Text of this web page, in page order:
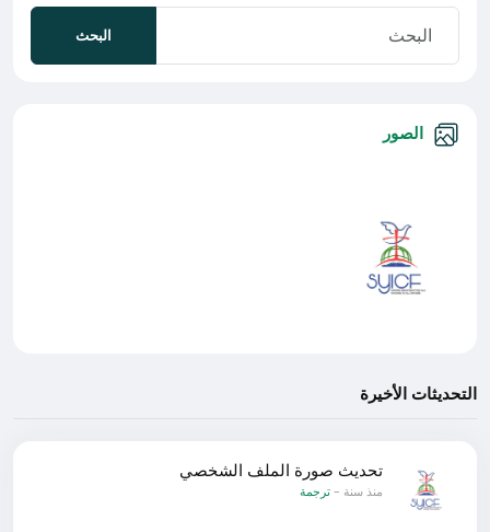
البحث
الصور
التحديثات الأخيرة
تحديث صورة الملف الشخصي
منذ سنة -ترجمة